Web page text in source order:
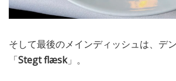
そして最後のメインディッシュは、デ
「Stegt flæsk」。